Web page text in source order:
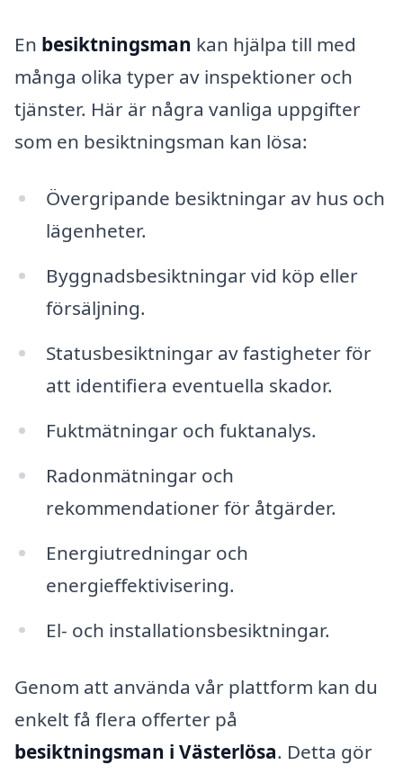
En besiktningsman kan hjälpa till med
många olika typer av inspektioner och
tjänster. Här är några vanliga uppgifter
som en besiktningsman kan lösa:
Övergripande besiktningar av hus och
lägenheter.
Byggnadsbesiktningar vid köp eller
försäljning.
Statusbesiktningar av fastigheter för
att identifiera eventuella skador.
Fuktmätningar och fuktanalys.
Radonmätningar och
rekommendationer för åtgärder.
Energiutredningar och
energieffektivisering.
El- och installationsbesiktningar.
Genom att använda vår plattform kan du
enkelt få flera offerter på
besiktningsman i Västerlösa. Detta gör